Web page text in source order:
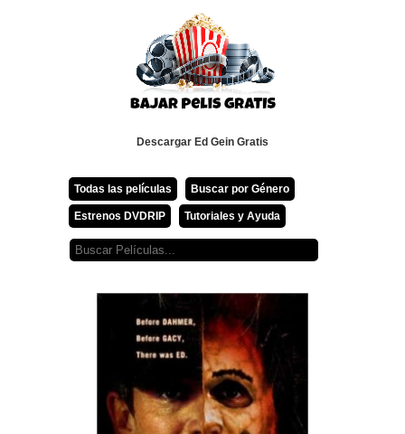
Descargar Ed Gein Gratis
Todas las películas Buscar por Género
Estrenos DVDRIP Tutoriales y Ayuda